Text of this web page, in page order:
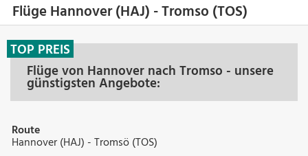
Flüge Hannover (HAJ) - Tromso (TOS)
Flüge von Hannover nach Tromso - unsere
günstigsten Angebote:
TOP PREIS
Route
Hannover (HAJ) - Tromsö (TOS)